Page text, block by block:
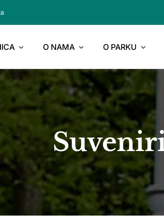
O NAMA O PARKU